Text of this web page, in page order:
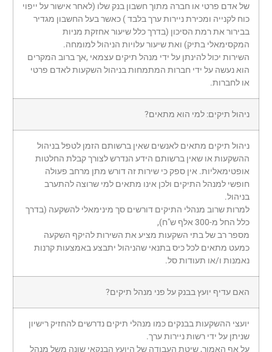
של אדם פרטי או חברה מתוך חשבון בנק שלו (לאחר אישור על ייפוי
כוח לקנייה ומכירת ניירות ערך בלבד ) כאשר בעל החשבון מגדיר
בבירור את רמת הסיכון (בדרך כלל שיעור אחזקת מניות
המקסימאלי בתיק) ואת שיעור עלויות הניהול למומחה.
השירות יכול להינתן על ידי מנהל תיקים עצמאי ,אך ברוב המקרים
הוא נעשה על ידי חברות המתמחות בניהול השקעות לאדם פרטי
או לחברות.
ניהול תיקים: למי הוא מתאים?
ניהול תיקים מתאים לאנשים שאין ברשותם הזמן לטפל בניהול
ההשקעות או שאין ברשותם הידע הנדרש לצורך קבלת החלטות
אופטימאליות. אין ספק כי שירות זה דורש מתן מרחב פעולה
חופשי למנהל התיקים ולכן אינו מתאים למי שרוצה להתערב
בניהול.
למרות שרוב מנהלי התיקים דורשים סך מינימאלי להשקעה (בדרך
כלל החל מ-300 אלף ש"ח),
מספר רב של בתי השקעות מציע את השירות להיקף השקעה
כמעט מתאים לכל כיס בתנאי שהניהול יתבצע באמצעות קרנות
נאמנות ו/או תעודות סל.
האם עדיף יועץ בבנק על פני מנהל תיקים?
יועצי ההשקעות בבנקים כמו מנהלי תיקים נדרשים להחזיק רישיון
שניתן על ידי רשות ניירות ערך.
על אף האמור, שיטת העבודה של היועץ הבנקאי שונה משל מנהל